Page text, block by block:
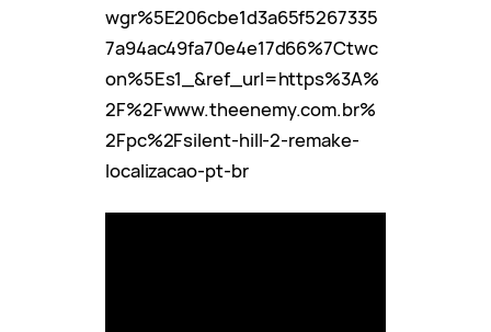
wgr%5E206cbe1d3a65f5267335
7a94ac49fa70e4e17d66%7Ctwc
on%5Es1_&ref_url=https%3A%
2F%2Fwww.theenemy.com.br%
2Fpc%2Fsilent-hill-2-remake-
localizacao-pt-br